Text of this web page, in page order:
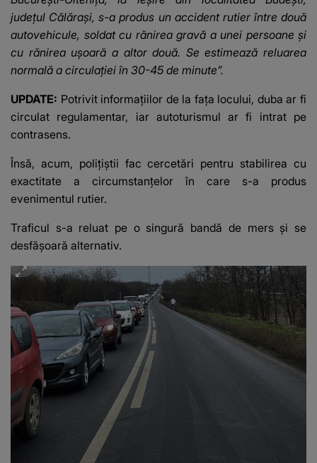
judeţul Călăraşi, s-a produs un accident rutier între două
autovehicule, soldat cu rănirea gravă a unei persoane şi
cu rănirea uşoară a altor două. Se estimează reluarea
normală a circulaţiei în 30-45 de minute”.
UPDATE: Potrivit informațiilor de la fața locului, duba ar fi
circulat regulamentar, iar autoturismul ar fi intrat pe
contrasens.
Însă, acum, polițiștii fac cercetări pentru stabilirea cu
exactitate a circumstanțelor în care s-a produs
evenimentul rutier.
Traficul s-a reluat pe o singură bandă de mers și se
desfășoară alternativ.